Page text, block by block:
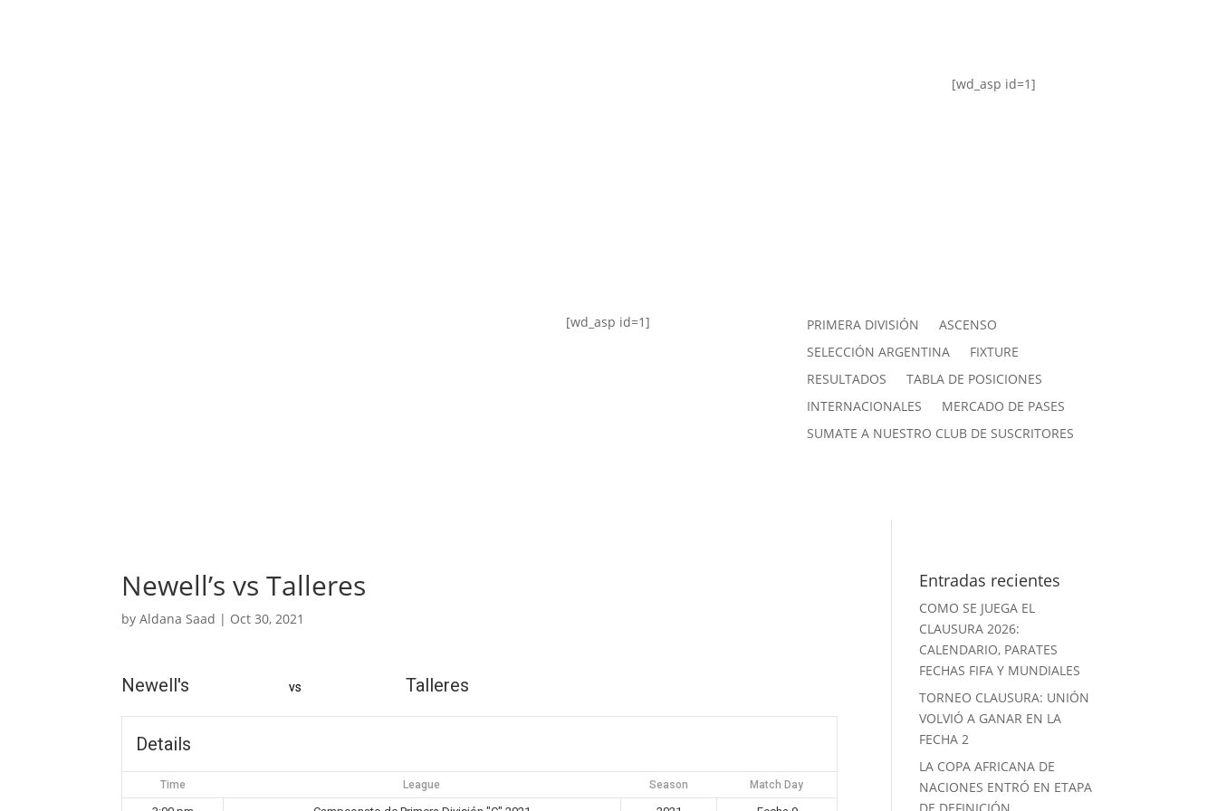
[wd_asp id=1]
[wd_asp id=1] PRIMERA DIVISIÓN
ASCENSO
SELECCIÓN ARGENTINA
FIXTURE
RESULTADOS
TABLA DE POSICIONES
INTERNACIONALES
MERCADO DE PASES
SUMATE A NUESTRO CLUB DE SUSCRITORES
Newell’s vs Talleres
byAldana Saad | Oct 30, 2021
Newell's vs Talleres
Details
Time League Season Match Day
Entradas recientes
COMO SE JUEGA EL
CLAUSURA 2026:
CALENDARIO, PARATES
FECHAS FIFA Y MUNDIALES
TORNEO CLAUSURA: UNIÓN
VOLVIÓ A GANAR EN LA
FECHA 2
LA COPA AFRICANA DE
NACIONES ENTRÓ EN ETAPA